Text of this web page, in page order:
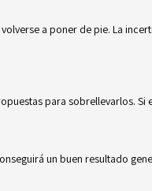
a poner de pie. La
para sobrellevarlos.
un buen resultado